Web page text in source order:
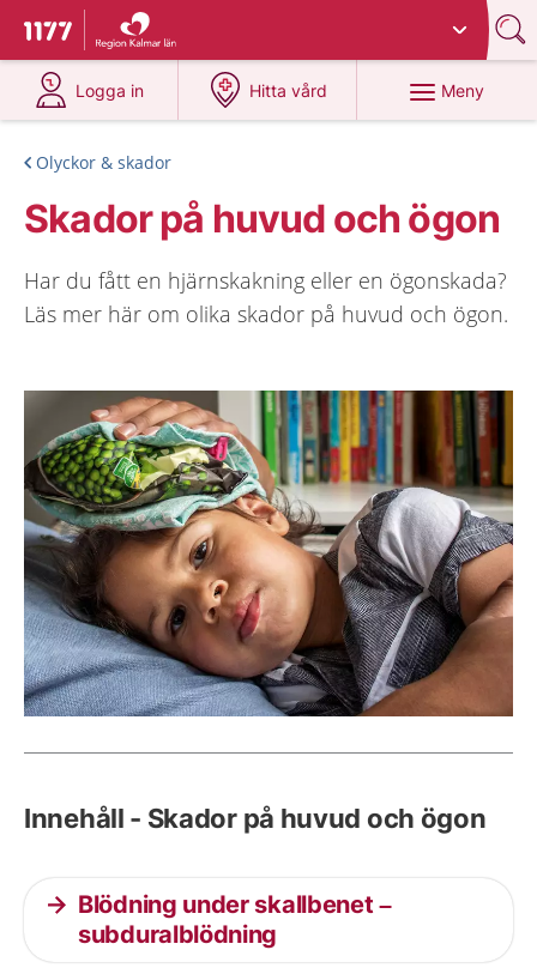
Till startsidan för 1177
Du har valt region
Logga in
på 1177.se
Hitta vård
på 1177.se
Meny
Olyckor & skador
Skador på huvud och ögon
Har du fått en hjärnskakning eller en ögonskada?
Läs mer här om olika skador på huvud och ögon.
Innehåll - Skador på huvud och ögon
Blödning under skallbenet –
subduralblödning